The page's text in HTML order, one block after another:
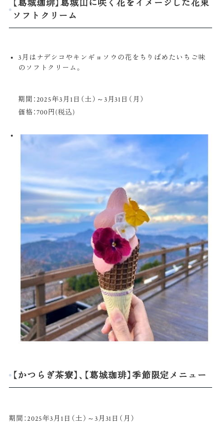
【葛城珈琲】葛城山に咲く花をイメージした花束
ソフトクリーム
3月はナデシコやキンギョソウの花をちりばめたいちご味
のソフトクリーム。
期間：2025年3月1日（土）～3月31日（月）
価格：700円(税込)
【かつらぎ茶寮】、【葛城珈琲】季節限定メニュー
期間：2025年3月1日（土）～3月31日（月）